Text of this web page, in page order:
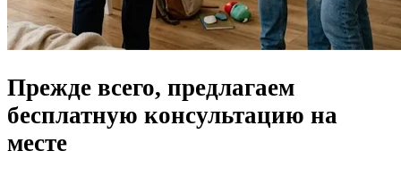
Прежде всего, предлагаем
бесплатную консультацию на
месте